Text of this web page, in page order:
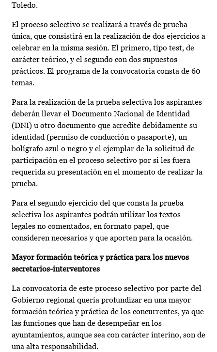
Toledo.
El proceso selectivo se realizará a través de prueba
única, que consistirá en la realización de dos ejercicios a
celebrar en la misma sesión. El primero, tipo test, de
carácter teórico, y el segundo con dos supuestos
prácticos. El programa de la convocatoria consta de 60
temas.
Para la realización de la prueba selectiva los aspirantes
deberán llevar el Documento Nacional de Identidad
(DNI) u otro documento que acredite debidamente su
identidad (permiso de conducción o pasaporte), un
bolígrafo azul o negro y el ejemplar de la solicitud de
participación en el proceso selectivo por si les fuera
requerida su presentación en el momento de realizar la
prueba.
Para el segundo ejercicio del que consta la prueba
selectiva los aspirantes podrán utilizar los textos
legales no comentados, en formato papel, que
consideren necesarios y que aporten para la ocasión.
Mayor formación teórica y práctica para los nuevos
secretarios-interventores
La convocatoria de este proceso selectivo por parte del
Gobierno regional quería profundizar en una mayor
formación teórica y práctica de los concurrentes, ya que
las funciones que han de desempeñar en los
ayuntamientos, aunque sea con carácter interino, son de
una alta responsabilidad.